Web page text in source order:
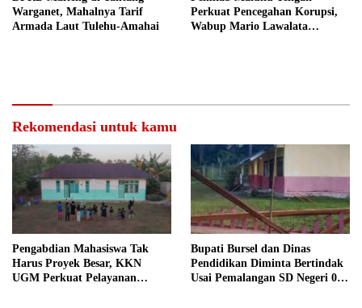
Warganet, Mahalnya Tarif
Armada Laut Tulehu-Amahai
Perkuat Pencegahan Korupsi,
Wabup Mario Lawalata
Rekomendasi untuk kamu
Pengabdian Mahasiswa Tak
Harus Proyek Besar, KKN
UGM Perkuat Pelayanan
Bupati Bursel dan Dinas
Pendidikan Diminta Bertindak
Usai Pemalangan SD Negeri 09